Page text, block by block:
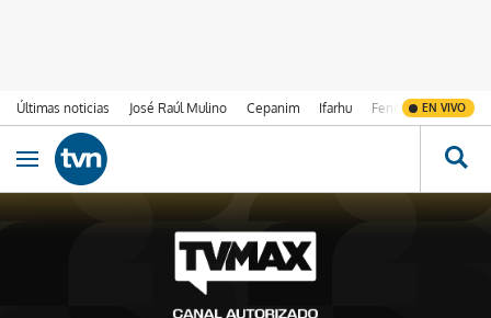
Últimas noticias José Raúl Mulino Cepanim Ifarhu Fenómeno de El
EN VIVO
Ir al contenido
Obrir navegació